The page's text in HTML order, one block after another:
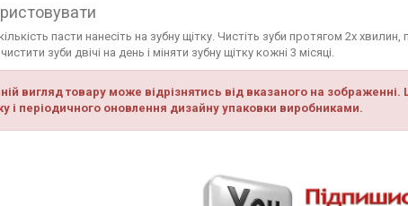
пасти нанесіть на зубну щітку. Чистіть зуби протягом 2х
зуби двічі на день і міняти зубну щітку кожні 3 місяці.
вигляд товару може відрізнятись від вказаного на зображенні.
і періодичного оновлення дизайну упаковки виробниками.